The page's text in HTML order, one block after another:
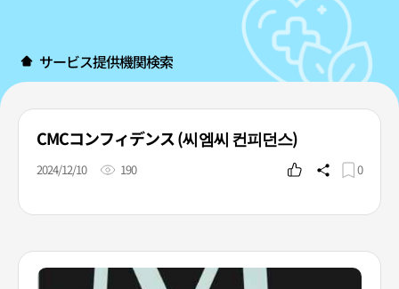
サービス提供機関検索
CMCコンフィデンス (씨엠씨 컨피던스)
2024/12/10 190 0